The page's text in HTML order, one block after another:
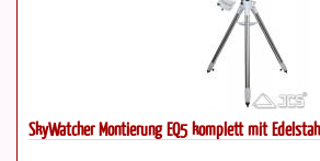
SkyWatcher Montierung EQ5 komplett mit